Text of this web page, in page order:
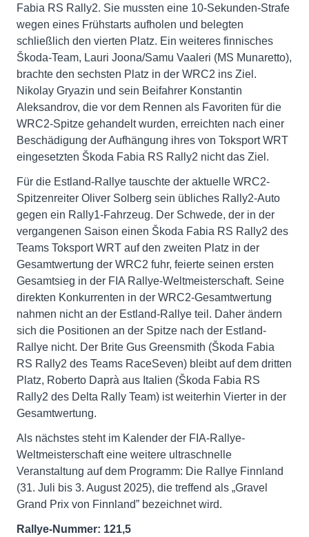
Fabia RS Rally2. Sie mussten eine 10-Sekunden-Strafe
wegen eines Frühstarts aufholen und belegten
schließlich den vierten Platz. Ein weiteres finnisches
Škoda-Team, Lauri Joona/Samu Vaaleri (MS Munaretto),
brachte den sechsten Platz in der WRC2 ins Ziel.
Nikolay Gryazin und sein Beifahrer Konstantin
Aleksandrov, die vor dem Rennen als Favoriten für die
WRC2-Spitze gehandelt wurden, erreichten nach einer
Beschädigung der Aufhängung ihres von Toksport WRT
eingesetzten Škoda Fabia RS Rally2 nicht das Ziel.
Für die Estland-Rallye tauschte der aktuelle WRC2-
Spitzenreiter Oliver Solberg sein übliches Rally2-Auto
gegen ein Rally1-Fahrzeug. Der Schwede, der in der
vergangenen Saison einen Škoda Fabia RS Rally2 des
Teams Toksport WRT auf den zweiten Platz in der
Gesamtwertung der WRC2 fuhr, feierte seinen ersten
Gesamtsieg in der FIA Rallye-Weltmeisterschaft. Seine
direkten Konkurrenten in der WRC2-Gesamtwertung
nahmen nicht an der Estland-Rallye teil. Daher ändern
sich die Positionen an der Spitze nach der Estland-
Rallye nicht. Der Brite Gus Greensmith (Škoda Fabia
RS Rally2 des Teams RaceSeven) bleibt auf dem dritten
Platz, Roberto Daprà aus Italien (Škoda Fabia RS
Rally2 des Delta Rally Team) ist weiterhin Vierter in der
Gesamtwertung.
Als nächstes steht im Kalender der FIA-Rallye-
Weltmeisterschaft eine weitere ultraschnelle
Veranstaltung auf dem Programm: Die Rallye Finnland
(31. Juli bis 3. August 2025), die treffend als „Gravel
Grand Prix von Finnland” bezeichnet wird.
Rallye-Nummer: 121,5